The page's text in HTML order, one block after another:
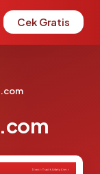
Cek Gratis